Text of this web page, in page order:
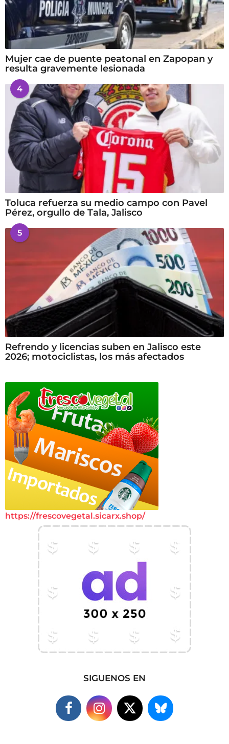
Mujer cae de puente peatonal en Zapopan y
resulta gravemente lesionada
4
Toluca refuerza su medio campo con Pavel
Pérez, orgullo de Tala, Jalisco
5
Refrendo y licencias suben en Jalisco este
2026; motociclistas, los más afectados
https://frescovegetal.sicarx.shop/
SIGUENOS EN